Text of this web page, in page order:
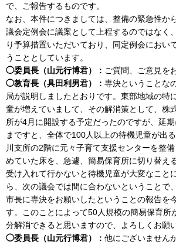
で、ご報告するものです。
なお、本件につきましては、整備の緊急性か
議会定例会に議案として上程するのではなく
り予算措置いただいており、同定例会におい
うこととしています。
◯委員長（山元行博君）： ご質問、ご意見を
◯教育長（具田利男君）： 専決ということな
局が説明しましたとおりです。東部地域の特
童が増えていまして、その解消策として、株
所が4月に開設する予定だったのですが、延
まですと、全体で100人以上の待機児童が出
川支所の2階に元々子育て支援センターを整
めていた床を、急遽、簡易保育所に切り替え
受け入れて行かないと待機児童が大変なこと
ら、次の議会では間に合わないということで
市長に専決をお願いしたということの報告を
す。このことによって50人規模の簡易保育所
分解消できると思いますので、よろしくお願
◯委員長（山元行博君）： 他にございませんか